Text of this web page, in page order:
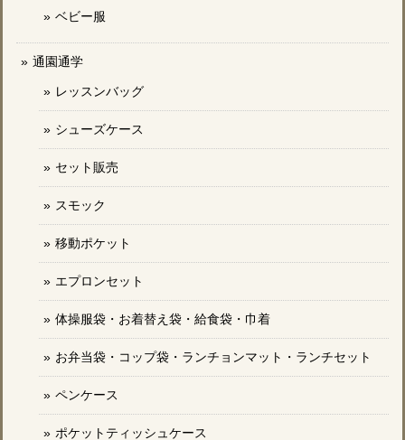
ベビー服
通園通学
レッスンバッグ
シューズケース
セット販売
スモック
移動ポケット
エプロンセット
体操服袋・お着替え袋・給食袋・巾着
お弁当袋・コップ袋・ランチョンマット・ランチセット
ペンケース
ポケットティッシュケース